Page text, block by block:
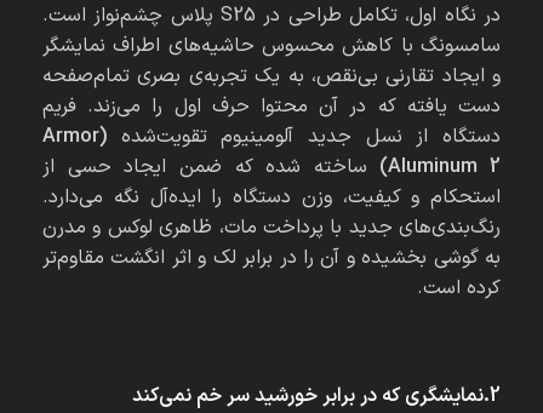
در نگاه اول، تکامل طراحی در S25 پلاس چشم‌نواز است.
سامسونگ با کاهش محسوس حاشیه‌های اطراف نمایشگر
و ایجاد تقارنی بی‌نقص، به یک تجربه‌ی بصری تمام‌صفحه
دست یافته که در آن محتوا حرف اول را می‌زند. فریم
دستگاه از نسل جدید آلومینیوم تقویت‌شده
(Armor
Aluminum 2)
ساخته شده که ضمن ایجاد حسی از
استحکام و کیفیت، وزن دستگاه را ایده‌آل نگه می‌دارد.
رنگ‌بندی‌های جدید با پرداخت مات، ظاهری لوکس و مدرن
به گوشی بخشیده و آن را در برابر لک و اثر انگشت مقاوم‌تر
کرده است.
2.نمایشگری که در برابر خورشید سر خم نمی‌کند